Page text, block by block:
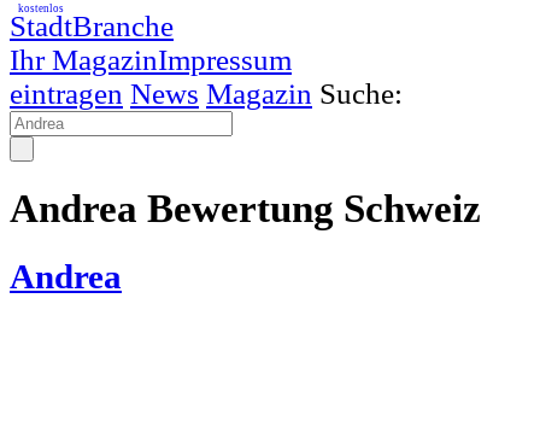
StadtBranche
Ihr MagazinImpressum
kostenlos
eintragen News Magazin Suche:
Andrea Bewertung Schweiz
Andrea